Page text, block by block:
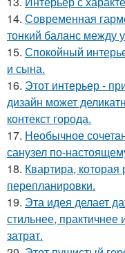
14. Современная
тонкий баланс между
15. Спокойный
и сына.
16. Этот интерьер -
дизайн может
контекст города.
17. Необычное
санузел по-
18. Квартира,
перепланировки.
19. Эта идея делает
стильнее, практичнее
затрат.